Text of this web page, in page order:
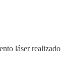
láser